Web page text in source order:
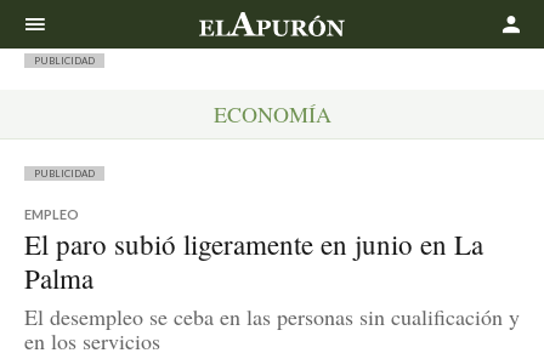
PUBLICIDAD
ECONOMÍA
PUBLICIDAD
EMPLEO
El paro subió ligeramente en junio en La
Palma
El desempleo se ceba en las personas sin cualificación y
en los servicios